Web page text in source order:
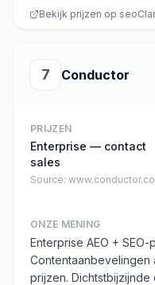
Bekijk prijzen op
7 Conductor
PRIJZEN
Enterprise — contact
sales
Source:
ONZE MENING
Enterprise AEO +
Contentaanbevelingen
prijzen.